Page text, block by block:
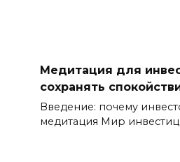
Медитация для
сохранять
Введение: почему
медитация Мир